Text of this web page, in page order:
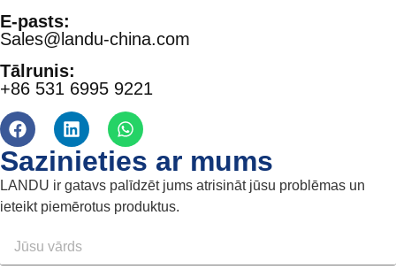
E-pasts:
Sales@landu-china.com
Tālrunis:
+86 531 6995 9221
Sazinieties ar mums
LANDU ir gatavs palīdzēt jums atrisināt jūsu problēmas un
ieteikt piemērotus produktus.